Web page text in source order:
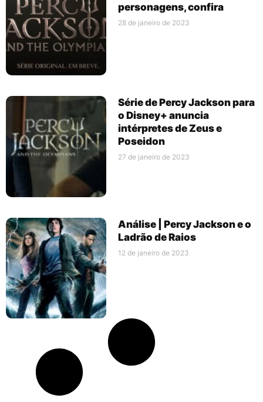
personagens, confira
28 de janeiro de 2023
Série de Percy Jackson para
o Disney+ anuncia
intérpretes de Zeus e
Poseidon
27 de janeiro de 2023
Análise | Percy Jackson e o
Ladrão de Raios
12 de janeiro de 2023